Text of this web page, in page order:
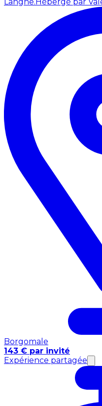
Borgomale
143 € par invité
Expérience partagée